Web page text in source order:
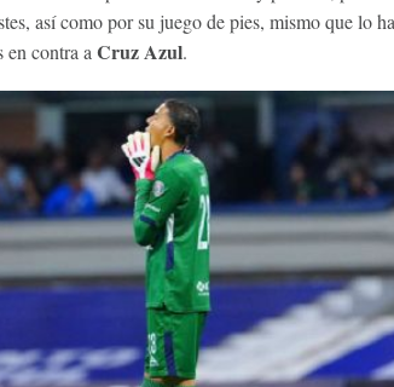
así como por su juego de pies, mismo que lo
contra a Cruz Azul.